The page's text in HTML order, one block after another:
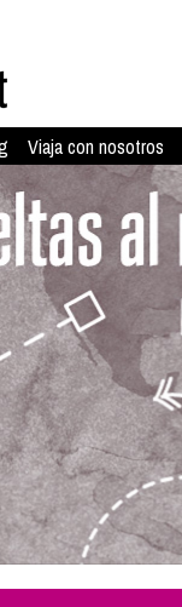
Viaja con nosotros